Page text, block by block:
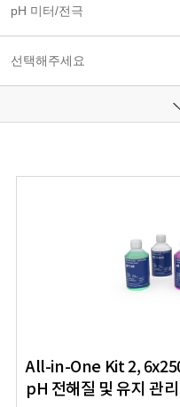
All-in-One Kit 2,
pH 전해질 및 유지 관